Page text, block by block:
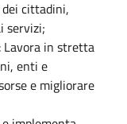
cittadini,
servizi;
Lavora in stretta
enti e
e migliorare